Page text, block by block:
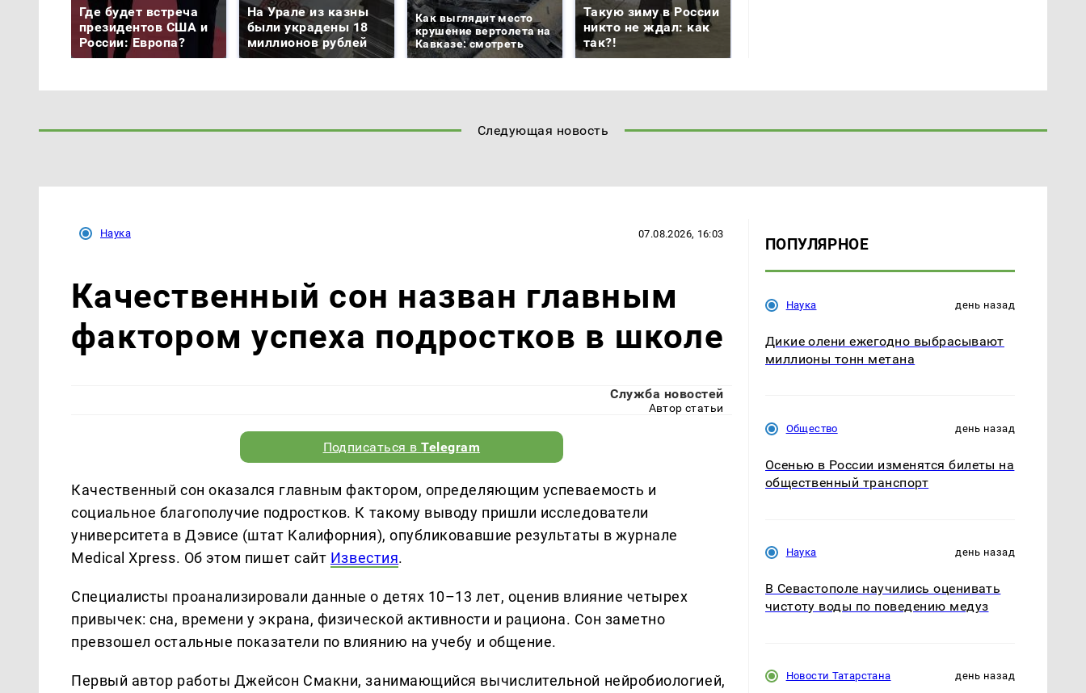
Где будет встреча
президентов США и
России: Европа?
На Урале из казны
были украдены 18
миллионов рублей
Как выглядит место
крушение вертолета на
Кавказе: смотреть
Такую зиму в России
никто не ждал: как
так?!
Следующая новость
Наука 07.08.2026, 16:03
Качественный сон назван главным
фактором успеха подростков в школе
Служба новостей
Автор статьи
Подписаться вTelegram
Качественный сон оказался главным фактором, определяющим успеваемость и
социальное благополучие подростков. К такому выводу пришли исследователи
университета в Дэвисе (штат Калифорния), опубликовавшие результаты в журнале
Medical Xpress. Об этом пишет сайт Известия.
Специалисты проанализировали данные о детях 10–13 лет, оценив влияние четырех
привычек: сна, времени у экрана, физической активности и рациона. Сон заметно
превзошел остальные показатели по влиянию на учебу и общение.
Первый автор работы Джейсон Смакни, занимающийся вычислительной нейробиологией,
ПОПУЛЯРНОЕ
Наука день назад
Дикие олени ежегодно выбрасывают
миллионы тонн метана
Общество день назад
Осенью в России изменятся билеты на
общественный транспорт
Наука день назад
В Севастополе научились оценивать
чистоту воды по поведению медуз
Новости Татарстана день назад